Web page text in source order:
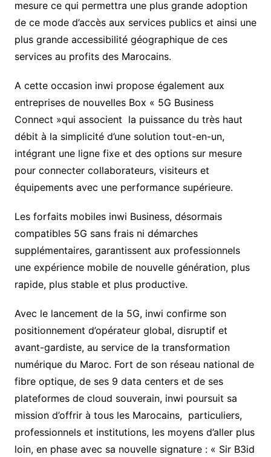
mesure ce qui permettra une plus grande adoption
de ce mode d’accès aux services publics et ainsi une
plus grande accessibilité géographique de ces
services au profits des Marocains.
A cette occasion inwi propose également aux
entreprises de nouvelles Box « 5G Business
Connect »qui associent la puissance du très haut
débit à la simplicité d’une solution tout-en-un,
intégrant une ligne fixe et des options sur mesure
pour connecter collaborateurs, visiteurs et
équipements avec une performance supérieure.
Les forfaits mobiles inwi Business, désormais
compatibles 5G sans frais ni démarches
supplémentaires, garantissent aux professionnels
une expérience mobile de nouvelle génération, plus
rapide, plus stable et plus productive.
Avec le lancement de la 5G, inwi confirme son
positionnement d’opérateur global, disruptif et
avant-gardiste, au service de la transformation
numérique du Maroc. Fort de son réseau national de
fibre optique, de ses 9 data centers et de ses
plateformes de cloud souverain, inwi poursuit sa
mission d’offrir à tous les Marocains, particuliers,
professionnels et institutions, les moyens d’aller plus
loin, en phase avec sa nouvelle signature : « Sir B3id